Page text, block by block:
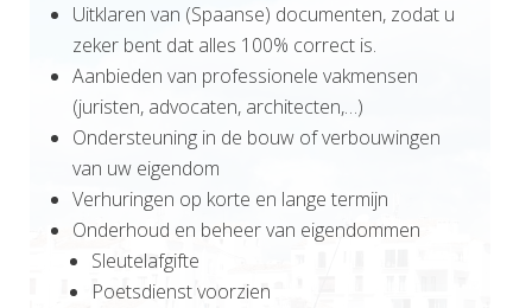
Uitklaren van (Spaanse) documenten, zodat u
zeker bent dat alles 100% correct is.
Aanbieden van professionele vakmensen
(juristen, advocaten, architecten,…)
Ondersteuning in de bouw of verbouwingen
van uw eigendom
Verhuringen op korte en lange termijn
Onderhoud en beheer van eigendommen
Sleutelafgifte
Poetsdienst voorzien